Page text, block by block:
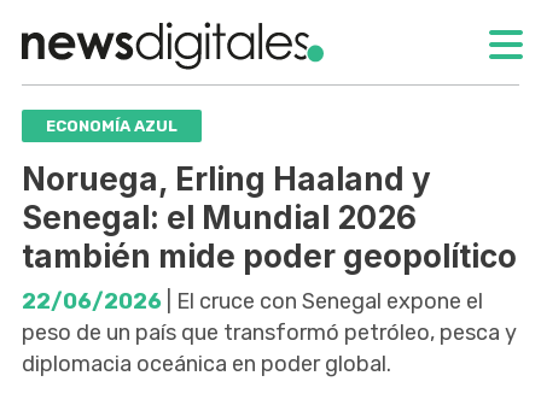
ECONOMÍA AZUL
Noruega, Erling Haaland y
Senegal: el Mundial 2026
también mide poder geopolítico
22/06/2026 | El cruce con Senegal expone el
peso de un país que transformó petróleo, pesca y
diplomacia oceánica en poder global.